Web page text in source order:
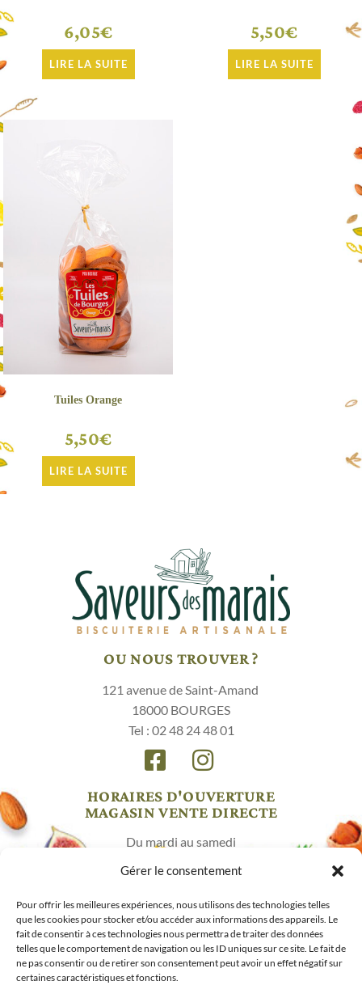
Gérer le consentement
Pour offrir les meilleures expériences, nous utilisons des technologies telles
que les cookies pour stocker et/ou accéder aux informations des appareils. Le
fait de consentir à ces technologies nous permettra de traiter des données
telles que le comportement de navigation ou les ID uniques sur ce site. Le fait de
ne pas consentir ou de retirer son consentement peut avoir un effet négatif sur
certaines caractéristiques et fonctions.
6,05€
LIRE LA SUITE
5,50€
LIRE LA SUITE
Tuiles Orange
5,50€
LIRE LA SUITE
OU NOUS TROUVER ?
121 avenue de Saint-Amand
18000 BOURGES
Tel : 02 48 24 48 01
HORAIRES D'OUVERTURE
MAGASIN VENTE DIRECTE
Du mardi au samedi
Mentions légales/CGV
© Saveursdesmarais 2026 / Webdesign : www.koero.fr
Fermer le menu
CADEAUX GOURMANDS